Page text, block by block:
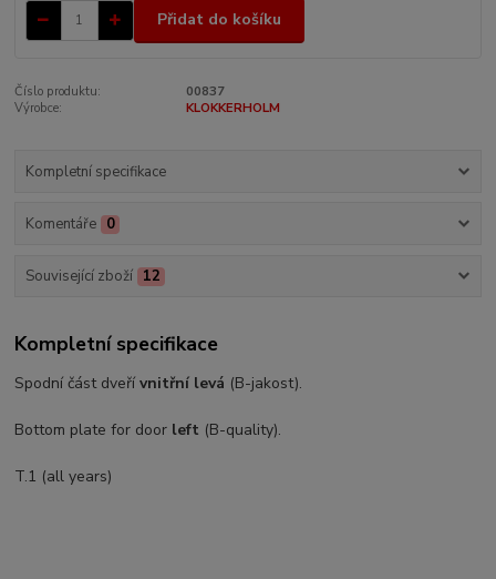
Přidat do košíku
Číslo produktu:
00837
Výrobce:
KLOKKERHOLM
Kompletní specifikace
Komentáře 0
Související zboží 12
Kompletní specifikace
Spodní část dveřívnitřní levá (B-jakost).
Bottom plate for door left (B-quality).
T.1 (all years)